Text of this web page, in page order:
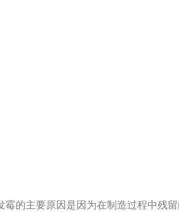
的主要原因是因为在制造过程中残